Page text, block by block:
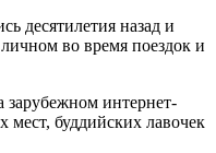
десятилетия назад и
во время поездок и
зарубежном интернет-
мест, буддийских лавочек